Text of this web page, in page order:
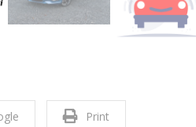
Print